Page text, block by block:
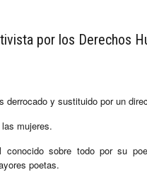
por los Derechos
derrocado y sustituido por un
mujeres.
conocido sobre todo por su
poetas.